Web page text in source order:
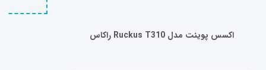
اکسس پوینت مدل Ruckus T310 راکاس